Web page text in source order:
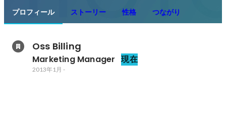
プロフィール ストーリー 性格 つながり
Oss Billing
Marketing Manager 現在
2013年1月 -